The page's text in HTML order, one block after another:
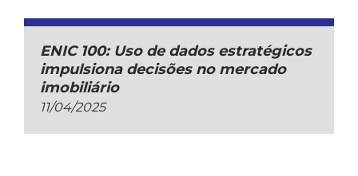
ENIC 100: Uso de dados estratégicos
impulsiona decisões no mercado
imobiliário
11/04/2025